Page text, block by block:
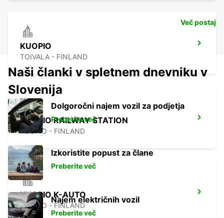
KUOPIO
TOIVALA - FINLAND
KUOPIO RAILWAY STATION
KUOPIO - FINLAND
KUOPIO K-AUTO
KUOPIO - FINLAND
Več postaj
Naši članki v spletnem dnevniku v
Slovenija
Dolgoročni najem vozil za podjetja
Preberite več
Izkoristite popust za člane
Preberite več
Najem električnih vozil
Preberite več